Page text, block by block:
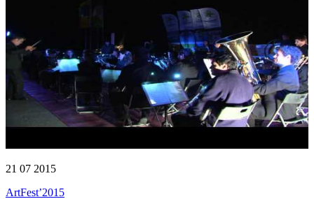
21 07 2015
ArtFest’2015